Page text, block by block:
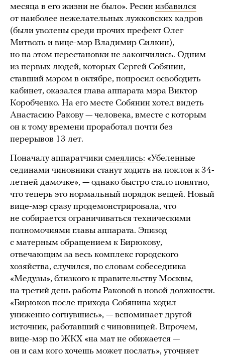
месяца в его жизни не было». Ресин избавился
от наиболее нежелательных лужковских кадров
(были уволены среди прочих префект Олег
Митволь и вице-мэр Владимир Силкин),
но на этом перестановки не закончились. Одним
из первых людей, которых Сергей Собянин,
ставший мэром в октябре, попросил освободить
кабинет, оказался глава аппарата мэра Виктор
Коробченко. На его месте Собянин хотел видеть
Анастасию Ракову — человека, вместе с которым
он к тому времени проработал почти без
перерывов 13 лет.
Поначалу аппаратчики смеялись: «Убеленные
сединами чиновники станут ходить на поклон к 34-
летней дамочке», — однако быстро стало понятно,
что теперь это нормальный порядок вещей. Новый
вице-мэр сразу продемонстрировала, что
не собирается ограничиваться техническими
полномочиями главы аппарата. Эпизод
с матерным обращением к Бирюкову,
отвечающим за весь комплекс городского
хозяйства, случился, по словам собеседника
«Медузы», близкого к правительству Москвы,
на третий день работы Раковой в новой должности.
«Бирюков после прихода Собянина ходил
униженно согнувшись», — вспоминает другой
источник, работавший с чиновницей. Впрочем,
вице-мэр по ЖКХ «на мат не обижается —
он и сам кого хочешь может послать», уточняет